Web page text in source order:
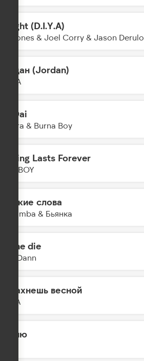
Tonight (D.I.Y.A)
Jax Jones & Joel Corry & Jason Derulo
Иордан (Jordan)
MONA
Dai Dai
Shakira & Burna Boy
Nothing Lasts Forever
FAST BOY
Громкие слова
The Limba & Бьянка
Let me die
Mark Dann
Ты пахнешь весной
5УТРА
Помню